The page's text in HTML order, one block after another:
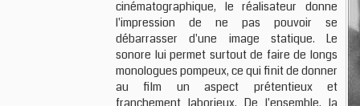
cinématographique, le réalisateur donne
l'impression de ne pas pouvoir se
débarrasser d'une image statique. Le
sonore lui permet surtout de faire de longs
monologues pompeux, ce qui finit de donner
au film un aspect prétentieux et
franchement laborieux. De l'ensemble, la